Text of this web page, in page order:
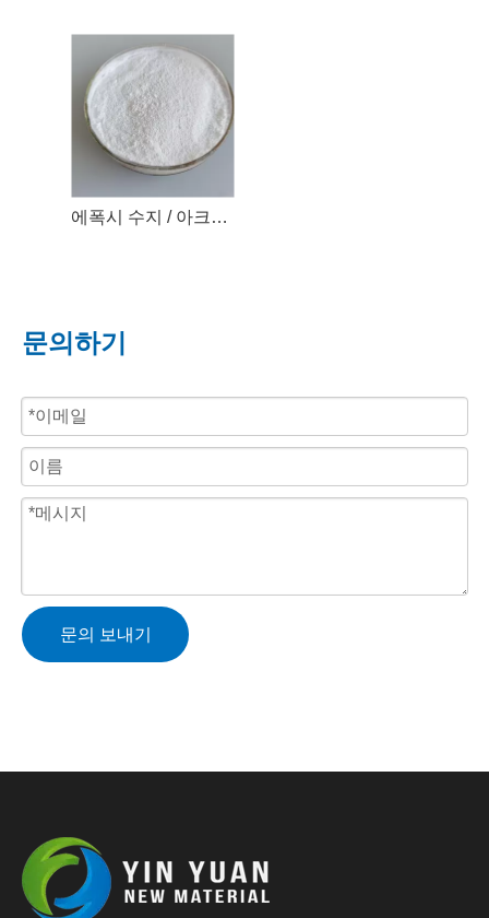
에폭시 수지 / 아크릴 코팅 특수 할로겐이없는 불꽃 지연
문의하기
문의 보내기